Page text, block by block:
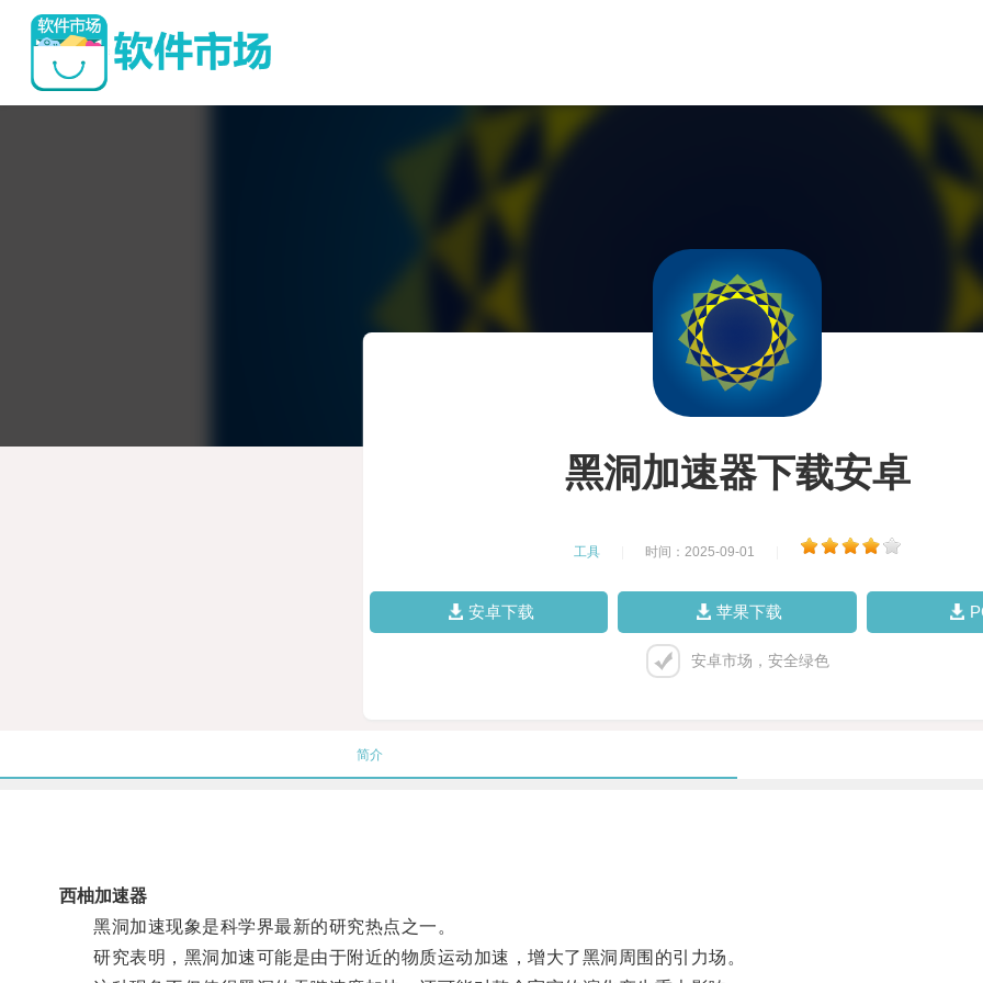
黑洞加速器下载安卓
工具 时间：2025-09-01
安卓下载 苹果下载
安卓市场，安全绿色
简介
西柚加速器
黑洞加速现象是科学界最新的研究热点之一。
研究表明，黑洞加速可能是由于附近的物质运动加速，增大了黑洞周围的引力场。